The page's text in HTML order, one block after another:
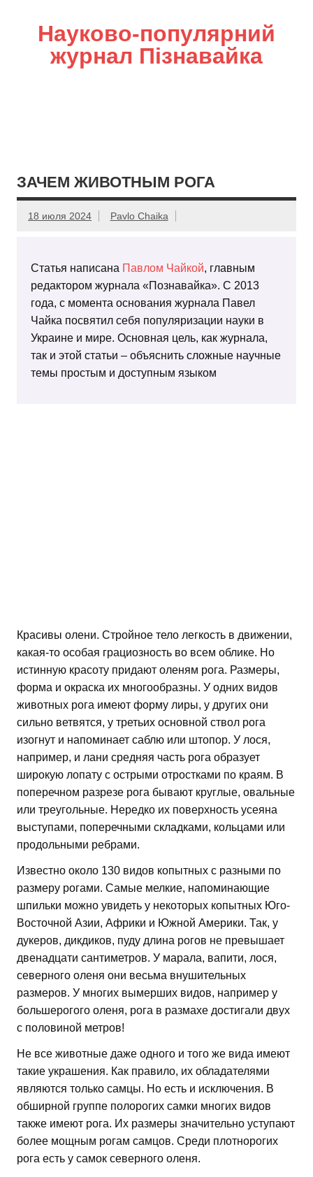
Науково-популярний
журнал Пізнавайка
ЗАЧЕМ ЖИВОТНЫМ РОГА
18 июля 2024 Pavlo Chaika
Статья написана Павлом Чайкой, главным
редактором журнала «Познавайка». С 2013
года, с момента основания журнала Павел
Чайка посвятил себя популяризации науки в
Украине и мире. Основная цель, как журнала,
так и этой статьи – объяснить сложные научные
темы простым и доступным языком
Красивы олени. Стройное тело легкость в движении,
какая-то особая грациозность во всем облике. Но
истинную красоту придают оленям рога. Размеры,
форма и окраска их многообразны. У одних видов
животных рога имеют форму лиры, у других они
сильно ветвятся, у третьих основной ствол рога
изогнут и напоминает саблю или штопор. У лося,
например, и лани средняя часть рога образует
широкую лопату с острыми отростками по краям. В
поперечном разрезе рога бывают круглые, овальные
или треугольные. Нередко их поверхность усеяна
выступами, поперечными складками, кольцами или
продольными ребрами.
Известно около 130 видов копытных с разными по
размеру рогами. Самые мелкие, напоминающие
шпильки можно увидеть у некоторых копытных Юго-
Восточной Азии, Африки и Южной Америки. Так, у
дукеров, дикдиков, пуду длина рогов не превышает
двенадцати сантиметров. У марала, вапити, лося,
северного оленя они весьма внушительных
размеров. У многих вымерших видов, например у
большерогого оленя, рога в размахе достигали двух
с половиной метров!
Не все животные даже одного и того же вида имеют
такие украшения. Как правило, их обладателями
являются только самцы. Но есть и исключения. В
обширной группе полорогих самки многих видов
также имеют рога. Их размеры значительно уступают
более мощным рогам самцов. Среди плотнорогих
рога есть у самок северного оленя.